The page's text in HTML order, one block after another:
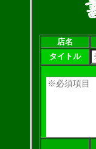
店名
タイトル